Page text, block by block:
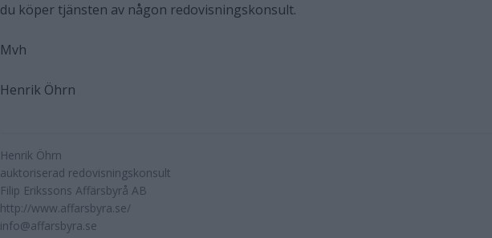
du köper tjänsten av någon redovisningskonsult.
Mvh
Henrik Öhrn
Henrik Öhrn
auktoriserad redovisningskonsult
Filip Erikssons Affärsbyrå AB
http://www.affarsbyra.se/
info@affarsbyra.se